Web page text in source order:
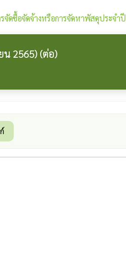
จัดซื้อจัดจ้างหรือการจัดหาพัสดุประจำปี
น 2565) (ต่อ)